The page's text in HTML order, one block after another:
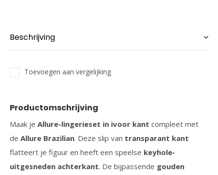
Beschrijving
Toevoegen aan vergelijking
Productomschrijving
Maak je Allure-lingerieset in ivoor kant compleet met
de Allure Brazilian. Deze slip van transparant kant
flatteert je figuur en heeft een speelse keyhole-
uitgesneden achterkant. De bijpassende gouden